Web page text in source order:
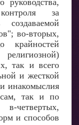
руководства,
за
создаваемой
во-вторых,
крайностей
так и всего
и жесткой
инакомыслия
так и по
четвертых,
и способов